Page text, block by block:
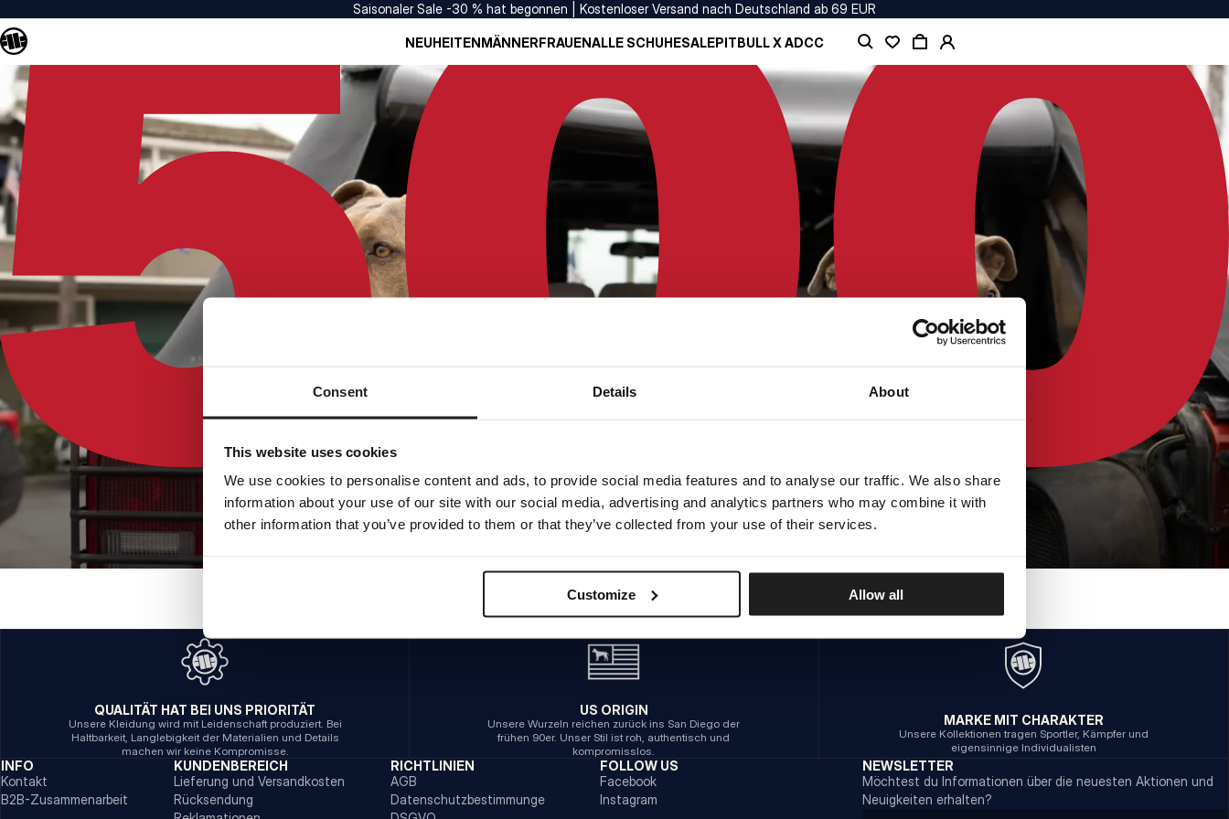
Consent Details About
This website uses cookies
We use cookies to personalise content and ads, to provide social media features and to analyse our traffic. We also share
information about your use of our site with our social media, advertising and analytics partners who may combine it with
other information that you’ve provided to them or that they’ve collected from your use of their services.
Customize Allow all
Saisonaler Sale -30 % hat begonnen | Kostenloser Versand nach Deutschland ab 69 EUR
NEUHEITENMÄNNERFRAUENALLE SCHUHESALEPITBULL X ADCC
INTERNER SERVERFEHLER
ZURÜCK ZUR STARTSEITE
QUALITÄT HAT BEI UNS PRIORITÄT
Unsere Kleidung wird mit Leidenschaft produziert. Bei
Haltbarkeit, Langlebigkeit der Materialien und Details
machen wir keine Kompromisse.
US ORIGIN
Unsere Wurzeln reichen zurück ins San Diego der
frühen 90er. Unser Stil ist roh, authentisch und
kompromisslos.
MARKE MIT CHARAKTER
Unsere Kollektionen tragen Sportler, Kämpfer und
eigensinnige Individualisten
INFO
Kontakt
B2B-Zusammenarbeit
KUNDENBEREICH
Lieferung und Versandkosten
Rücksendung
RICHTLINIEN
AGB
Datenschutzbestimmunge
FOLLOW US
Facebook
Instagram
NEWSLETTER
Möchtest du Informationen über die neuesten Aktionen und
Neuigkeiten erhalten?